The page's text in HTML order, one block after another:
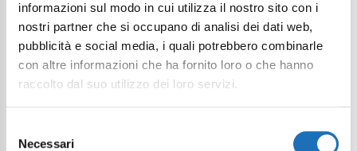
informazioni sul modo in cui utilizza il nostro sito con i
nostri partner che si occupano di analisi dei dati web,
pubblicità e social media, i quali potrebbero combinarle
con altre informazioni che ha fornito loro o che hanno
raccolto dal suo utilizzo dei loro servizi.
delNecessari
Il tuo viaggio digitale dentro Cesenatico